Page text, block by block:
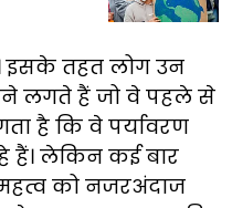
इसके तहत लोग उन
लगते हैं जो वे पहले से
है कि वे पर्यावरण
हैं। लेकिन कई बार
को नजरअंदाज